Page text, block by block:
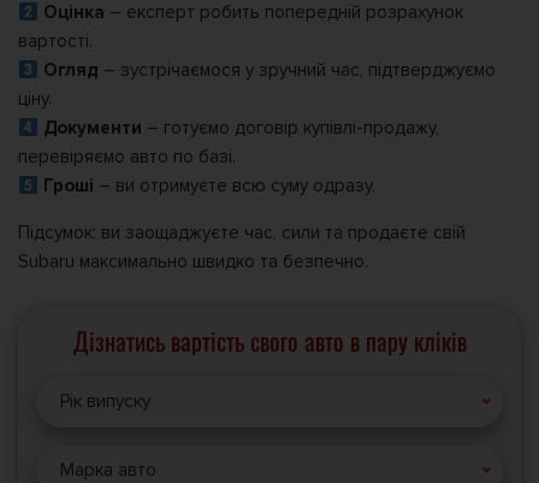
Оцінка – експерт робить попередній розрахунок
вартості.
Огляд – зустрічаємося у зручний час, підтверджуємо
ціну.
Документи – готуємо договір купівлі-продажу,
перевіряємо авто по базі.
Гроші – ви отримуєте всю суму одразу.
Підсумок: ви заощаджуєте час, сили та продаєте свій
Subaru максимально швидко та безпечно.
Дізнатись вартість свого авто в пару кліків
Рік випуску
Марка авто